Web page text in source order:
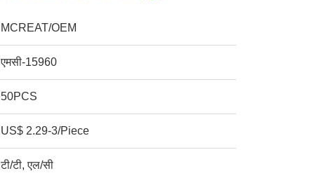
MCREAT/OEM
एमसी-15960
50PCS
US$ 2.29-3/Piece
टी/टी, एल/सी